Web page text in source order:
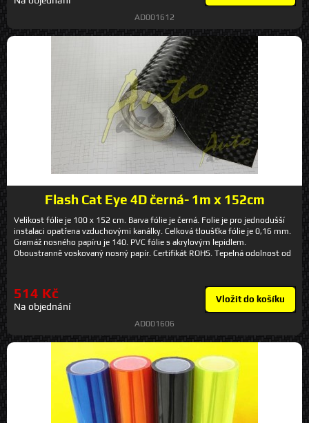
AD001612
Flash Cat Eye 4D černá- 1m x 152cm
Velikost fólie je 100 x 152 cm. Barva fólie je černá. Folie je pro jednodušší
instalaci opatřena vzduchovými kanálky. Celková tloušťka fólie je 0,16 mm.
Gramáž nosného papíru je 140. PVC fólie s akrylovým lepidlem.
Oboustranně voskovaný nosný papír. Certifikát ROHS. Tepelná odolnost od
514 Kč
Na objednání
Vložit do košíku
AD001606